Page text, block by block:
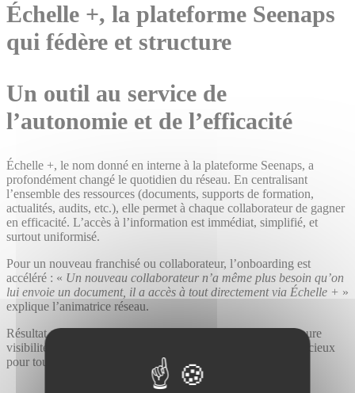
Échelle +, la plateforme Seenaps
qui fédère et structure
Un outil au service de
l’autonomie et de l’efficacité
Échelle +, le nom donné en interne à la plateforme Seenaps, a
profondément changé le quotidien du réseau. En centralisant
l’ensemble des ressources (documents, supports de formation,
actualités, audits, etc.), elle permet à chaque collaborateur de gagner
en efficacité. L’accès à l’information est immédiat, simplifié, et
surtout uniformisé.
Pour un nouveau franchisé ou collaborateur, l’onboarding est
accéléré : « Un nouveau collaborateur n’a même plus besoin qu’on
lui envoie un document, il a accès à tout directement via Échelle + »
explique l’animatrice réseau.
Résultat : moins de mails, moins de dispersion, et une meilleure
visibilité sur les actions du franchiseur. Un gain de temps précieux
pour tous les acteurs du réseau.